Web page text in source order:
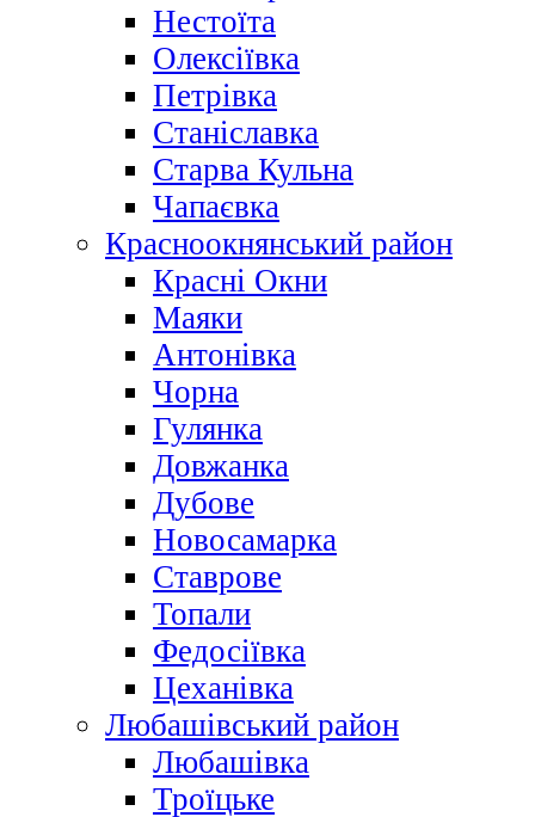
Нестоїта
Олексіївка
Петрівка
Станіславка
Старва Кульна
Чапаєвка
Красноокнянський район
Красні Окни
Маяки
Антонівка
Чорна
Гулянка
Довжанка
Дубове
Новосамарка
Ставрове
Топали
Федосіївка
Цеханівка
Любашівський район
Любашівка
Троїцьке